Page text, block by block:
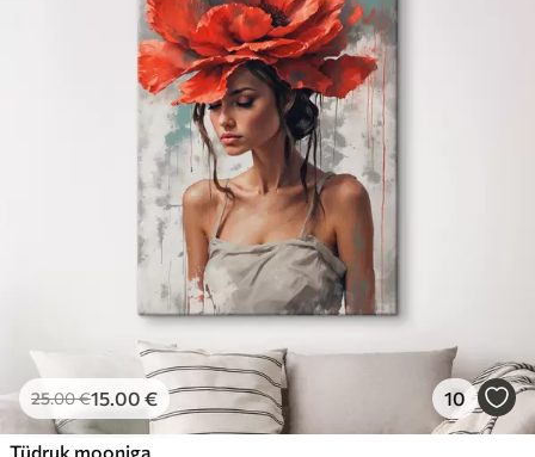
25.00€15.00 € 10
Tüdruk mooniga